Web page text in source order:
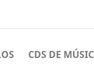
CDS DE